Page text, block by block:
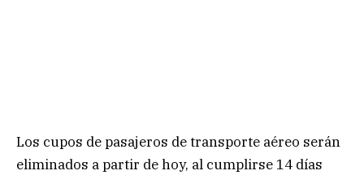
Los cupos de pasajeros de transporte aéreo serán
eliminados a partir de hoy, al cumplirse 14 días